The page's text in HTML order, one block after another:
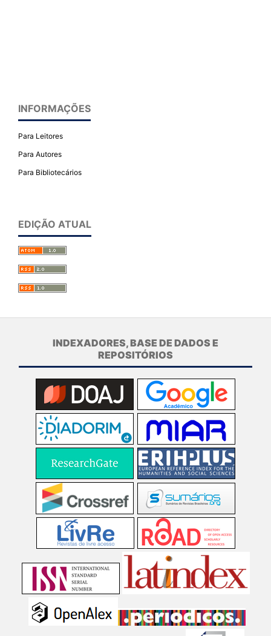
INFORMAÇÕES
Para Leitores
Para Autores
Para Bibliotecários
EDIÇÃO ATUAL
INDEXADORES, BASE DE DADOS E
REPOSITÓRIOS